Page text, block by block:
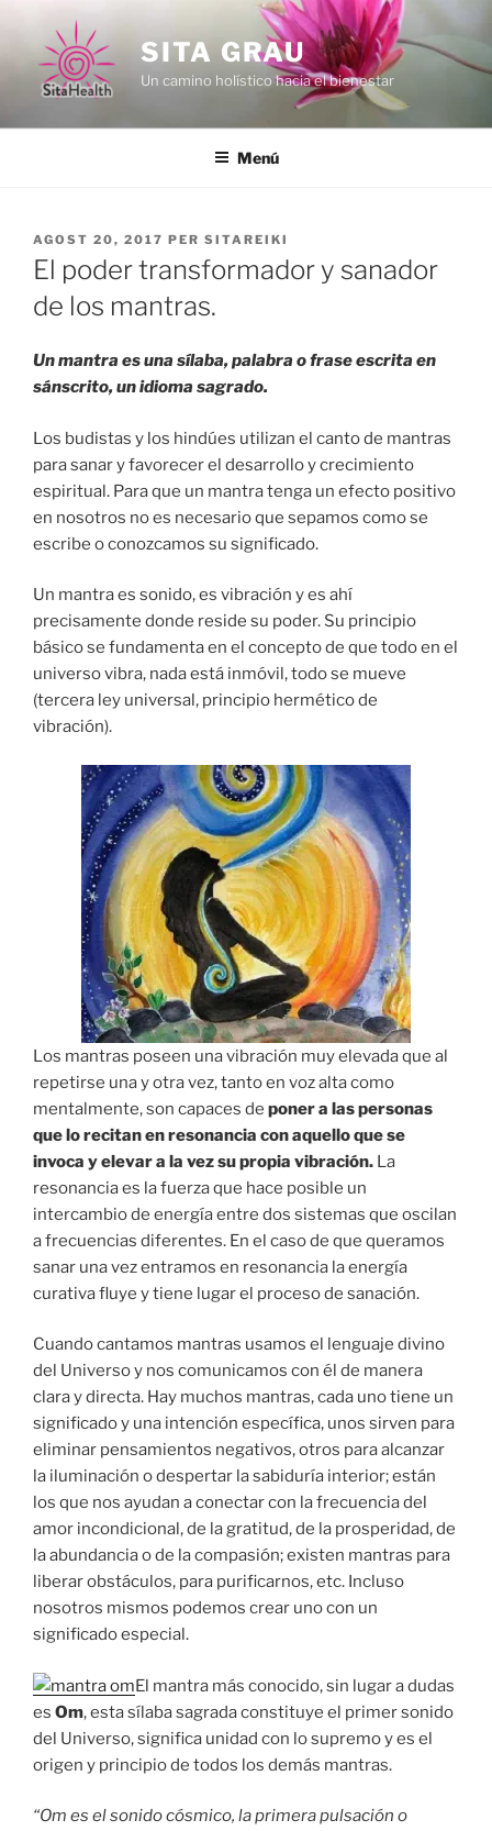
contingut
SITA GRAU
Un camino holístico hacia el bienestar
Menú
PUBLICAT
A
AGOST 20, 2017 PER SITAREIKI
El poder transformador y sanador
de los mantras.
Un mantra es una sílaba, palabra o frase escrita en
sánscrito, un idioma sagrado.
Los budistas y los hindúes utilizan el canto de mantras
para sanar y favorecer el desarrollo y crecimiento
espiritual. Para que un mantra tenga un efecto positivo
en nosotros no es necesario que sepamos como se
escribe o conozcamos su significado.
Un mantra es sonido, es vibración y es ahí
precisamente donde reside su poder. Su principio
básico se fundamenta en el concepto de que todo en el
universo vibra, nada está inmóvil, todo se mueve
(tercera ley universal, principio hermético de
vibración).
Los mantras poseen una vibración muy elevada que al
repetirse una y otra vez, tanto en voz alta como
mentalmente, son capaces de poner a las personas
que lo recitan en resonancia con aquello que se
invoca y elevar a la vez su propia vibración. La
resonancia es la fuerza que hace posible un
intercambio de energía entre dos sistemas que oscilan
a frecuencias diferentes. En el caso de que queramos
sanar una vez entramos en resonancia la energía
curativa fluye y tiene lugar el proceso de sanación.
Cuando cantamos mantras usamos el lenguaje divino
del Universo y nos comunicamos con él de manera
clara y directa. Hay muchos mantras, cada uno tiene un
significado y una intención específica, unos sirven para
eliminar pensamientos negativos, otros para alcanzar
la iluminación o despertar la sabiduría interior; están
los que nos ayudan a conectar con la frecuencia del
amor incondicional, de la gratitud, de la prosperidad, de
la abundancia o de la compasión; existen mantras para
liberar obstáculos, para purificarnos, etc. Incluso
nosotros mismos podemos crear uno con un
significado especial.
El mantra más conocido, sin lugar a dudas
es Om, esta sílaba sagrada constituye el primer sonido
del Universo, significa unidad con lo supremo y es el
origen y principio de todos los demás mantras.
“Om es el sonido cósmico, la primera pulsación o